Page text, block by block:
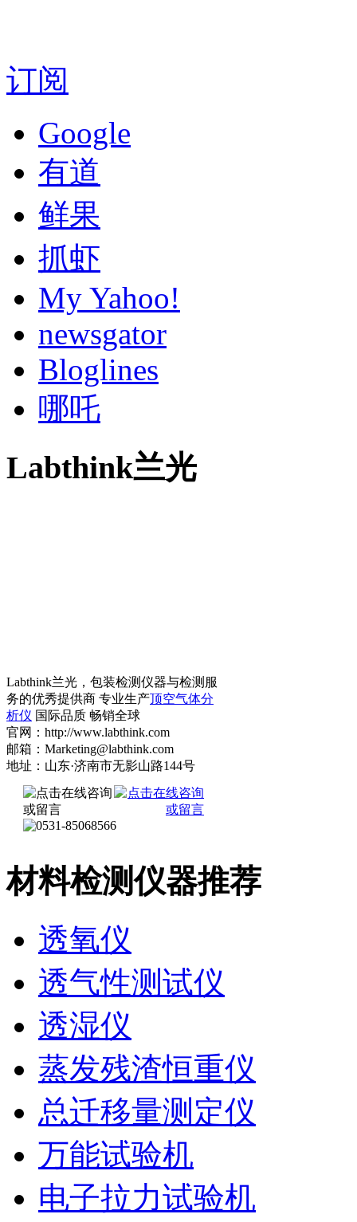
订阅
Google
有道
鲜果
抓虾
My Yahoo!
newsgator
Bloglines
哪吒
Labthink兰光
Labthink兰光，包装检测仪器与检测服
务的优秀提供商 专业生产顶空气体分
析仪 国际品质 畅销全球
官网：http://www.labthink.com
邮箱：Marketing@labthink.com
地址：山东·济南市无影山路144号
材料检测仪器推荐
透氧仪
透气性测试仪
透湿仪
蒸发残渣恒重仪
总迁移量测定仪
万能试验机
电子拉力试验机